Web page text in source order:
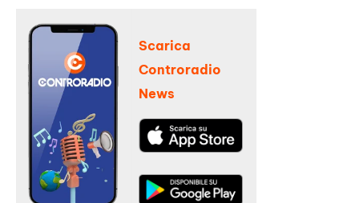
Scarica
Controradio
News